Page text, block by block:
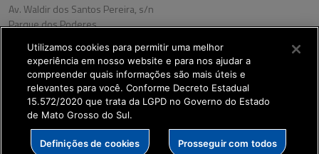
Av. Waldir dos Santos Pereira, s/n
Parque dos Poderes
Campo Grande/ MS
Tel. (67) 3318-2800
Fax: (67) 3318-2809
SETDIG | Secretaria-
Utilizamos cookies para permitir uma melhor
experiência em nosso website e para nos ajudar a
compreender quais informações são mais úteis e
relevantes para você. Conforme Decreto Estadual
15.572/2020 que trata da LGPD no Governo do Estado
de Mato Grosso do Sul.
Definições de cookies Prosseguir com todos